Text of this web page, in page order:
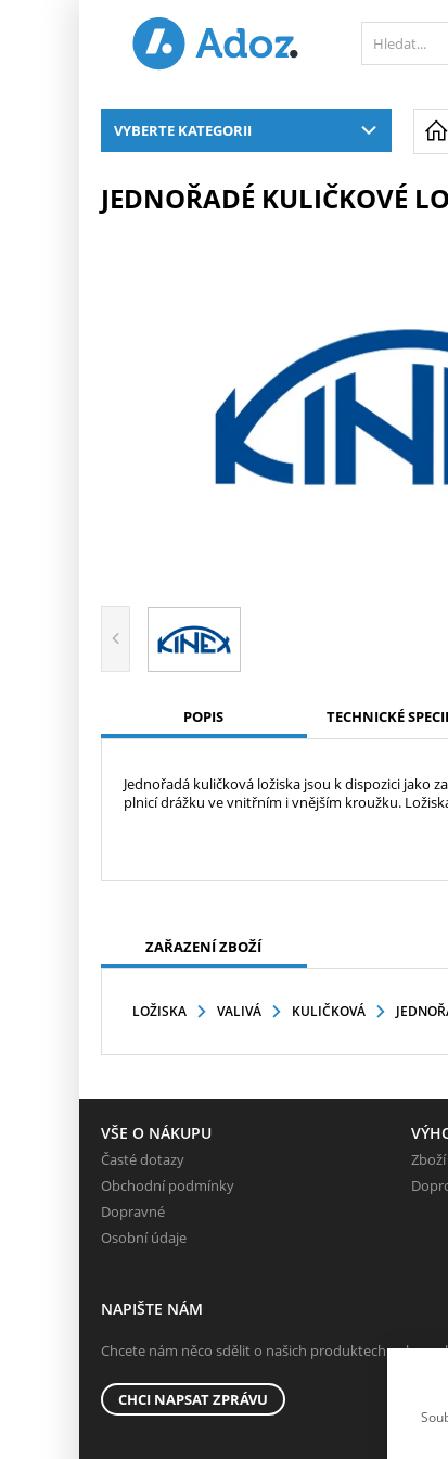
VYBERTE KATEGORII
JEDNOŘADÉ KULIČKOVÉ
POPIS TECHNICKÉ
Jednořadá kuličková ložiska jsou k dispozici jako
plnicí drážku ve vnitřním i vnějším kroužku.
ZAŘAZENÍ ZBOŽÍ
LOŽISKA VALIVÁ KULIČKOVÁ
VŠE O NÁKUPU
Časté dotazy
Obchodní podmínky
Dopravné
Osobní údaje
NAPIŠTE NÁM
Chcete nám něco sdělit o našich produktech nebo e-
CHCI NAPSAT ZPRÁVU